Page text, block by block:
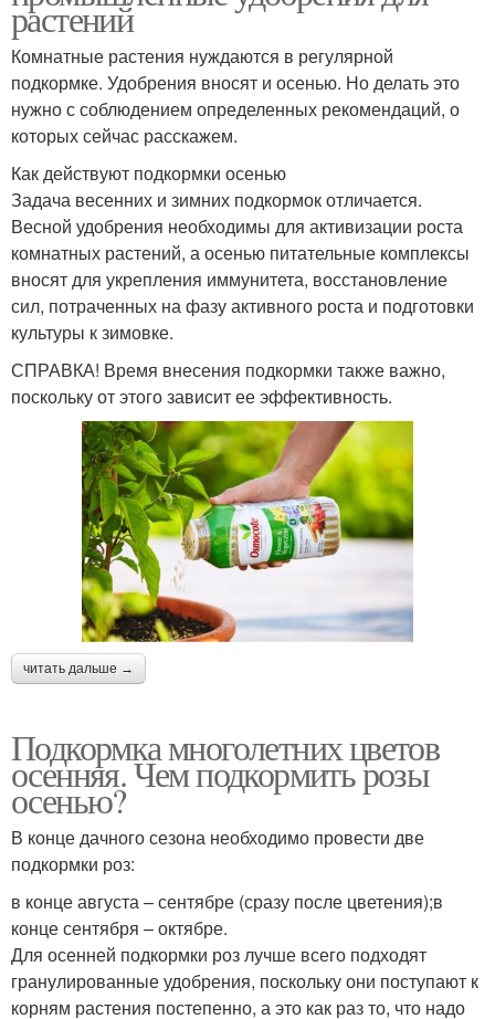
растений
Комнатные растения нуждаются в регулярной
подкормке. Удобрения вносят и осенью. Но делать это
нужно с соблюдением определенных рекомендаций, о
которых сейчас расскажем.
Как действуют подкормки осенью
Задача весенних и зимних подкормок отличается.
Весной удобрения необходимы для активизации роста
комнатных растений, а осенью питательные комплексы
вносят для укрепления иммунитета, восстановление
сил, потраченных на фазу активного роста и подготовки
культуры к зимовке.
СПРАВКА! Время внесения подкормки также важно,
поскольку от этого зависит ее эффективность.
читать дальше →
Подкормка многолетних цветов
осенняя. Чем подкормить розы
осенью?
В конце дачного сезона необходимо провести две
подкормки роз:
в конце августа – сентябре (сразу после цветения);в
конце сентября – октябре.
Для осенней подкормки роз лучше всего подходят
гранулированные удобрения, поскольку они поступают к
корням растения постепенно, а это как раз то, что надо